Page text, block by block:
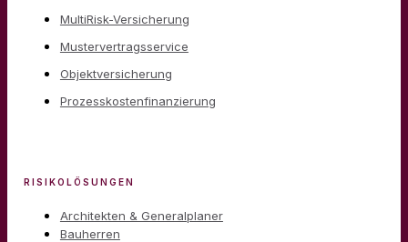
MultiRisk-Versicherung
Mustervertragsservice
Objektversicherung
Prozesskostenfinanzierung
RISIKOLÖSUNGEN
Architekten & Generalplaner
Bauherren